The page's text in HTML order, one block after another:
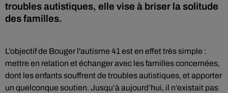
troubles autistiques, elle vise à briser la solitude
des familles.
L’objectif de Bouger l'autisme 41 est en effet très simple :
mettre en relation et échanger avec les familles concernées,
dont les enfants souffrent de troubles autistiques, et apporter
un quelconque soutien. Jusqu’à aujourd’hui, il n’existait pas